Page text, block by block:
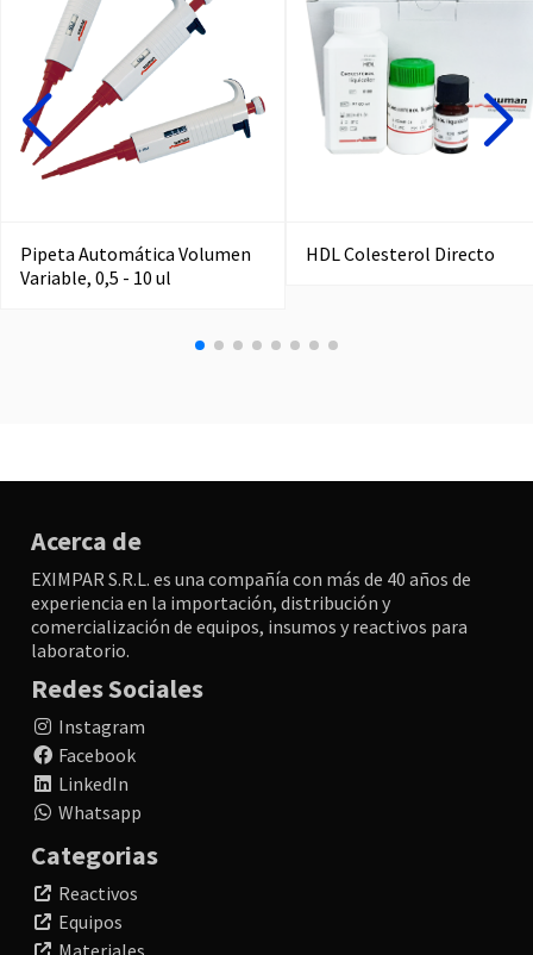
Pipeta Automática Volumen
Variable, 0,5 - 10 ul
HDL Colesterol Directo
Acerca de
EXIMPAR S.R.L. es una compañía con más de 40 años de
experiencia en la importación, distribución y
comercialización de equipos, insumos y reactivos para
laboratorio.
Redes Sociales
Instagram
Facebook
LinkedIn
Whatsapp
Categorias
Reactivos
Equipos
Materiales